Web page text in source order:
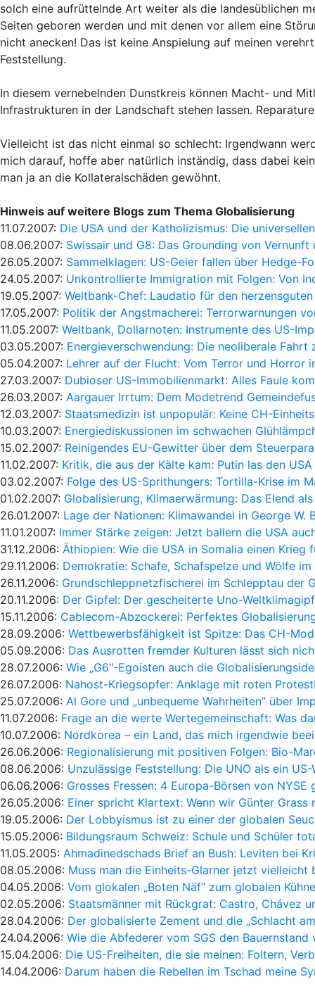
solch eine aufrüttelnde Art weiter als die landesüblichen
Seiten geboren werden und mit denen vor allem eine
nicht anecken! Das ist keine Anspielung auf meinen
Feststellung.
In diesem vernebelnden Dunstkreis können Macht- und
Infrastrukturen in der Landschaft stehen lassen.
Vielleicht ist das nicht einmal so schlecht: Irgendwann
mich darauf, hoffe aber natürlich inständig, dass dabei
man ja an die Kollateralschäden gewöhnt.
Hinweis auf weitere Blogs zum Thema Globalisierung
11.07.2007: Die USA und der Katholizismus: Die
08.06.2007: Swissair und G8: Das Grounding von Vernunft
26.05.2007: Sammelklagen: US-Geier fallen über Hedge-
24.05.2007: Unkontrollierte Immigration mit Folgen: Von
19.05.2007: Weltbank-Chef: Laudatio für den
17.05.2007: Politik der Angstmacherei: Terrorwarnungen
11.05.2007: Weltbank, Dollarnoten: Instrumente des US-
03.05.2007: Energieverschwendung: Die neoliberale Fahrt
05.04.2007: Lehrer auf der Flucht: Vom Terror und Horror
27.03.2007: Dubioser US-Immobilienmarkt: Alles Faule
26.03.2007: Aargauer Irrtum: Dem Modetrend
12.03.2007: Staatsmedizin ist unpopulär: Keine CH-
10.03.2007: Energiediskussionen im schwachen
15.02.2007: Reinigendes EU-Gewitter über dem
11.02.2007: Kritik, die aus der Kälte kam: Putin las den
03.02.2007: Folge des US-Sprithungers: Tortilla-Krise im
01.02.2007: Globalisierung, Klimaerwärmung: Das Elend
26.01.2007: Lage der Nationen: Klimawandel in George W.
11.01.2007: Immer Stärke zeigen: Jetzt ballern die USA
31.12.2006: Äthiopien: Wie die USA in Somalia einen Krieg
29.11.2006: Demokratie: Schafe, Schafspelze und Wölfe
26.11.2006: Grundschleppnetzfischerei im Schlepptau der
20.11.2006: Der Gipfel: Der gescheiterte Uno-
15.11.2006: Cablecom-Abzockerei: Perfektes
28.09.2006: Wettbewerbsfähigkeit ist Spitze: Das CH-
05.09.2006: Das Ausrotten fremder Kulturen lässt sich
28.07.2006: Wie „G6"-Egoisten auch die
26.07.2006: Nahost-Kriegsopfer: Anklage mit roten
25.07.2006: Al Gore und „unbequeme Wahrheiten" über
11.07.2006: Frage an die werte Wertegemeinschaft: Was
10.07.2006: Nordkorea – ein Land, das mich irgendwie
26.06.2006: Regionalisierung mit positiven Folgen: Bio-
08.06.2006: Unzulässige Feststellung: Die UNO als ein
06.06.2006: Grosses Fressen: 4 Europa-Börsen von NYSE
26.05.2006: Einer spricht Klartext: Wenn wir Günter Grass
19.05.2006: Der Lobbyismus ist zu einer der globalen
15.05.2006: Bildungsraum Schweiz: Schule und Schüler
11.05.2005: Ahmadinedschads Brief an Bush: Leviten bei
08.05.2006: Muss man die Einheits-Glarner jetzt vielleicht
04.05.2006: Vom glokalen „Boten Näf" zum globalen
02.05.2006: Staatsmänner mit Rückgrat: Castro, Chávez
28.04.2006: Der globalisierte Zement und die „Schlacht
24.04.2006: Wie die Abfederer vom SGS den Bauernstand
15.04.2006: Die US-Freiheiten, die sie meinen: Foltern,
14.04.2006: Darum haben die Rebellen im Tschad meine